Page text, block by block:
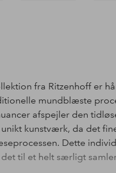
fra Ritzenhoff er
mundblæste
afspejler den
kunstværk, da det
Dette
til et helt særligt